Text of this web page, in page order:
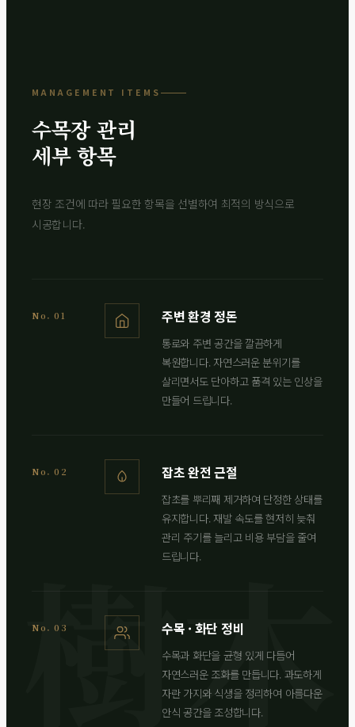
MANAGEMENT ITEMS
수목장 관리
세부 항목
현장 조건에 따라 필요한 항목을 선별하여 최적의 방식으로
시공합니다.
No. 01 주변 환경 정돈
통로와 주변 공간을 깔끔하게
복원합니다. 자연스러운 분위기를
살리면서도 단아하고 품격 있는 인상을
만들어 드립니다.
No. 02 잡초 완전 근절
잡초를 뿌리째 제거하여 단정한 상태를
유지합니다. 재발 속도를 현저히 늦춰
관리 주기를 늘리고 비용 부담을 줄여
드립니다.
No. 03 수목 · 화단 정비
수목과 화단을 균형 있게 다듬어
자연스러운 조화를 만듭니다. 과도하게
자란 가지와 식생을 정리하여 아름다운
안식 공간을 조성합니다.